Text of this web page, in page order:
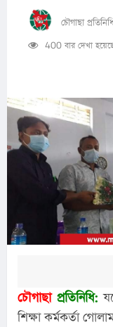
চৌগাছা
400 বার দেখা
চৌগাছা প্রতিনিধি:
শিক্ষা কর্মকর্তা